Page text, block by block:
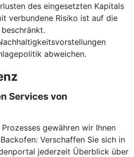
des eingesetzten Kapitals
verbundene Risiko ist auf die
abweichen.
Services von
gewähren wir Ihnen
Verschaffen Sie sich in
jederzeit Überblick über